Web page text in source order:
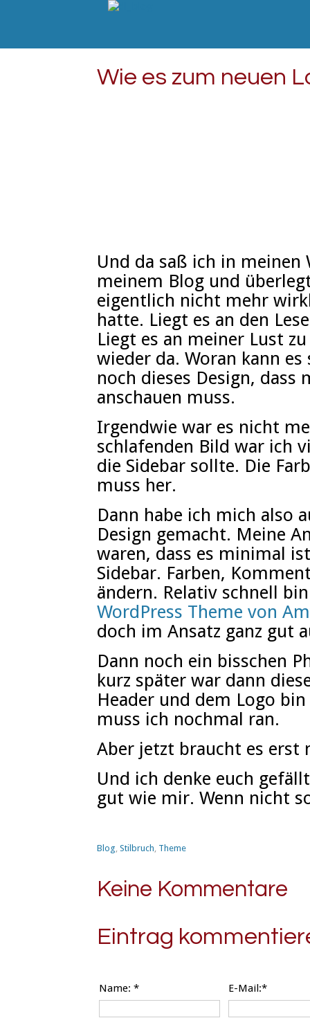
Wie es zum neuen
Und da saß ich in
meinem Blog und
eigentlich nicht mehr
hatte. Liegt es an den
Liegt es an meiner Lust
wieder da. Woran kann
noch dieses Design,
anschauen muss.
Irgendwie war es nicht
schlafenden Bild war ich
die Sidebar sollte. Die
muss her.
Dann habe ich mich also
Design gemacht. Meine
waren, dass es minimal
Sidebar. Farben,
ändern. Relativ schnell
WordPress Theme von
doch im Ansatz ganz gut
Dann noch ein bisschen
kurz später war dann
Header und dem Logo
muss ich nochmal ran.
Aber jetzt braucht es erst
Und ich denke euch
gut wie mir. Wenn nicht
Blog, Stilbruch, Theme
Keine Kommentare
Eintrag
Name: * E-Mail:*